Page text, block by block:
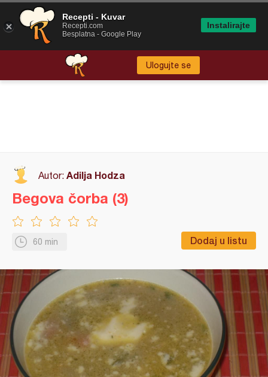
Ulogujte se
Autor: Adilja Hodza
60 min Dodaj u listu
Begova čorba (3)
Recepti - Kuvar
Recepti.com
Besplatna - Google Play
Instalirajte